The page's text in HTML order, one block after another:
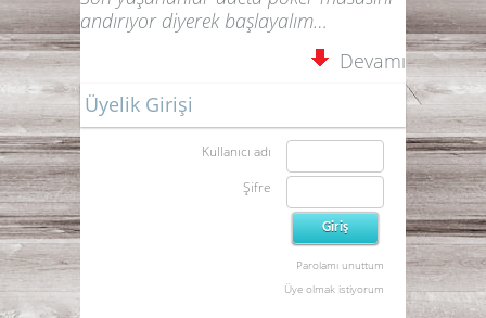
andırıyor diyerek başlayalım…
Devamı
Üyelik Girişi
Kullanıcı adı
Şifre
Parolamı unuttum
Üye olmak istiyorum